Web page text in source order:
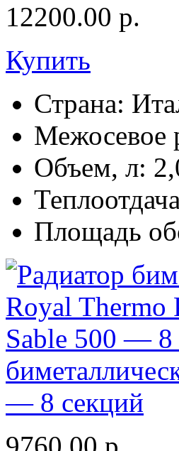
12200.00 р.
Купить
Страна:
Межосевое
Объем, л:
Площадь
— 8 секций